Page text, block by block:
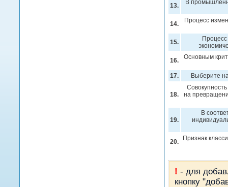
13. В
14. Процесс
15.
16. Основным
17. Выберите
18.
на
19.
В
20. Признак
! - для
кнопку